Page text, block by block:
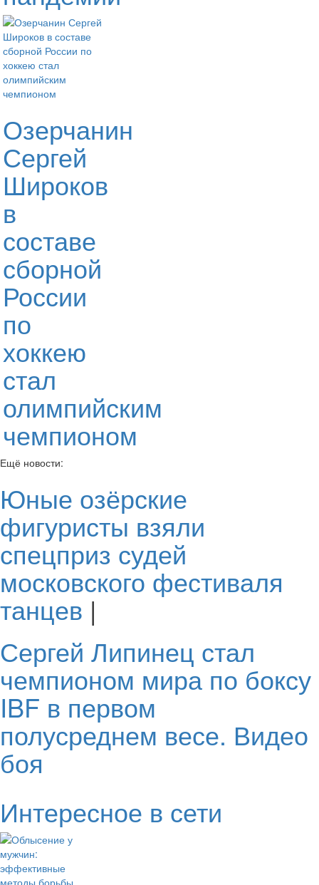
Озерчанин
Сергей
Широков
в
составе
сборной
России
по
хоккею
стал
олимпийским
чемпионом
Ещё новости:
Юные озёрские
фигуристы взяли
спецприз судей
московского фестиваля
танцев |
Сергей Липинец стал
чемпионом мира по боксу
IBF в первом
полусреднем весе. Видео
боя
Интересное в сети